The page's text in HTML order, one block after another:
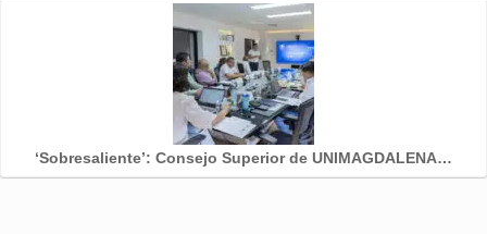
‘Sobresaliente’: Consejo Superior de UNIMAGDALENA…